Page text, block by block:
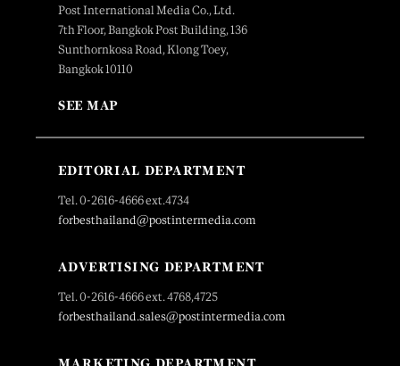
Post International Media Co., Ltd.
7th Floor, Bangkok Post Building, 136
Sunthornkosa Road, Klong Toey,
Bangkok 10110
SEE MAP
EDITORIAL DEPARTMENT
Tel. 0-2616-4666 ext.4734
forbesthailand@postintermedia.com
ADVERTISING DEPARTMENT
Tel. 0-2616-4666 ext. 4768,4725
forbesthailand.sales@postintermedia.com
MARKETING DEPARTMENT